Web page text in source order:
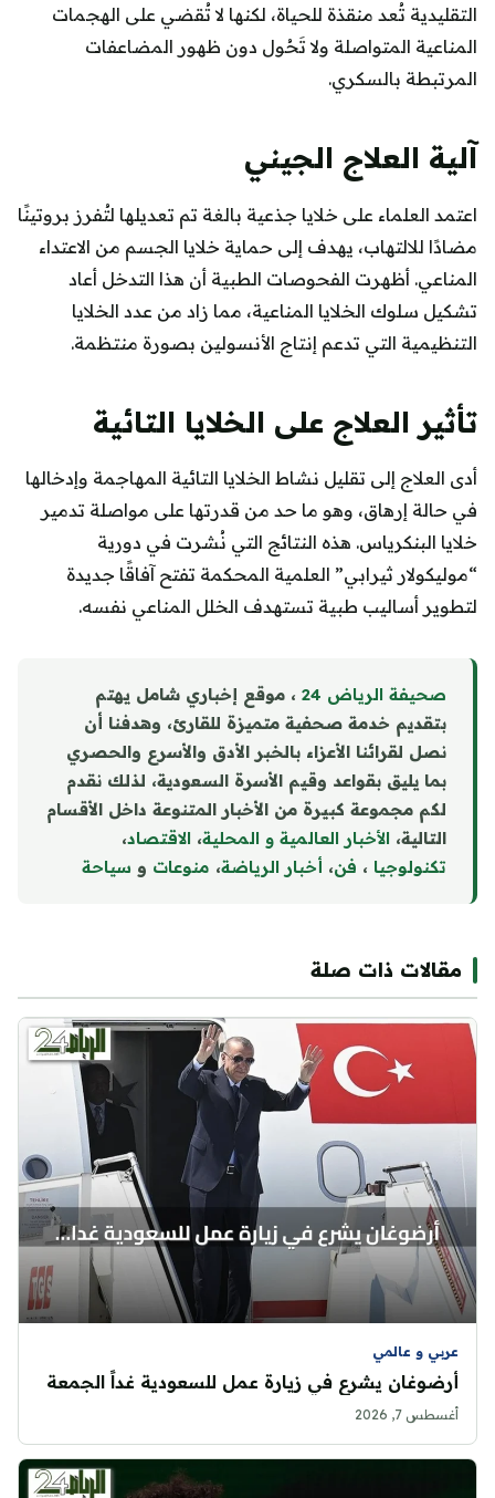
التقليدية تُعد منقذة للحياة، لكنها لا تُقضي على الهجمات
المناعية المتواصلة ولا تَحُول دون ظهور المضاعفات
المرتبطة بالسكري.
آلية العلاج الجيني
اعتمد العلماء على خلايا جذعية بالغة تم تعديلها لتُفرز بروتينًا
مضادًا للالتهاب، يهدف إلى حماية خلايا الجسم من الاعتداء
المناعي. أظهرت الفحوصات الطبية أن هذا التدخل أعاد
تشكيل سلوك الخلايا المناعية، مما زاد من عدد الخلايا
التنظيمية التي تدعم إنتاج الأنسولين بصورة منتظمة.
تأثير العلاج على الخلايا التائية
أدى العلاج إلى تقليل نشاط الخلايا التائية المهاجمة وإدخالها
في حالة إرهاق، وهو ما حد من قدرتها على مواصلة تدمير
خلايا البنكرياس. هذه النتائج التي نُشرت في دورية
“موليكولار ثيرابي” العلمية المحكمة تفتح آفاقًا جديدة
لتطوير أساليب طبية تستهدف الخلل المناعي نفسه.
صحيفة الرياض 24
، موقع إخباري شامل يهتم
بتقديم خدمة صحفية متميزة للقارئ، وهدفنا أن
نصل لقرائنا الأعزاء بالخبر الأدق والأسرع والحصري
بما يليق بقواعد وقيم الأسرة السعودية، لذلك نقدم
لكم مجموعة كبيرة من الأخبار المتنوعة داخل الأقسام
التالية، الأخبار العالمية و المحلية، الاقتصاد،
تكنولوجيا ، فن، أخبار الرياضة، منوعات و سياحة
مقالات ذات صلة
عربي و عالمي
أرضوغان يشرع في زيارة عمل للسعودية غداً الجمعة
أغسطس 7, 2026